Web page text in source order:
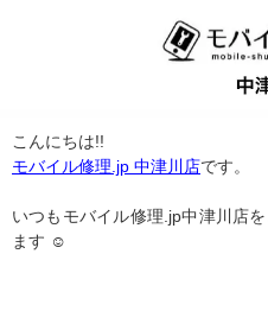
こんにちは!!
モバイル修理.jp 中津川店です。
いつもモバイル修理.jp中津川店
ます ︎☺︎